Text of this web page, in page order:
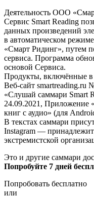
Деятельность ООО
Сервис Smart Reading
данных произведений
в автоматическом
«Смарт Ридинг», путем
сервиса. Программа
основой Сервиса.
Продукты, включённые
Веб-сайт smartreading.ru
«Слушай саммари Smart
24.09.2021, Приложение
книг с аудио» (для
В текстах саммари
Instagram —
экстремистской
Это и другие саммари
Попробуйте 7 дней
Попробовать бесплатно
или